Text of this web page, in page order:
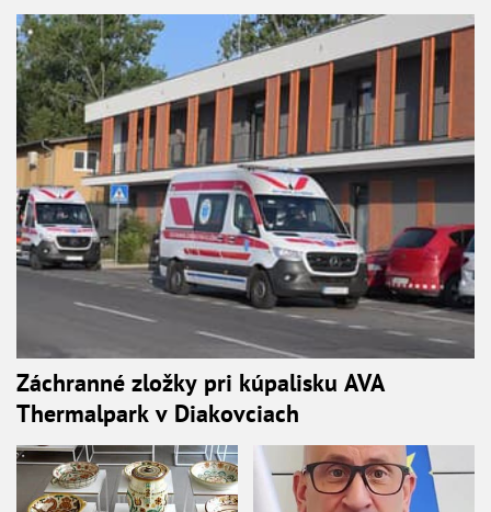
Záchranné zložky pri kúpalisku AVA
Thermalpark v Diakovciach